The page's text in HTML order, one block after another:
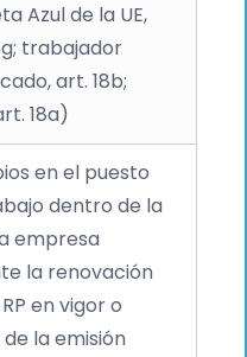
Azul de la UE,
trabajador
art. 18b;
18a)
en el puesto
dentro de la
empresa
la renovación
en vigor o
la emisión